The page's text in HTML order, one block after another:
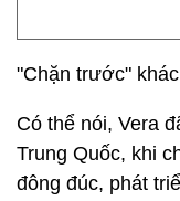
"Chặn trước"
Có thể nói, Vera
Trung Quốc, khi
đông đúc, phát